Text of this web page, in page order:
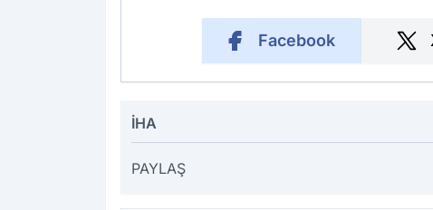
Facebook
İHA
PAYLAŞ